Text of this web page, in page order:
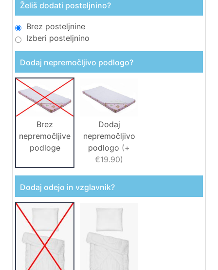
Želiš dodati posteljnino?
Brez posteljnine
Izberi posteljnino
Dodaj nepremočljivo podlogo?
Brez
nepremočljive
podloge
Dodaj
nepremočljivo
podlogo (+
€19.90)
Dodaj odejo in vzglavnik?